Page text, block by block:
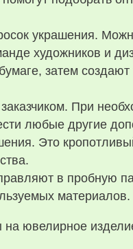
украшения.
художников и
затем
При
любые другие
Это
в пробную
материалов.
на ювелирное